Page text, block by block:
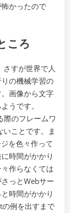
かったので
ころ
すが世界で人
の機械学習の
画像から文字
うです。
際のフレームワ
ことです。ま
を色々作って
時間がかかり
作らなくては
っとWebサー
時間がかかり
例を出すまで